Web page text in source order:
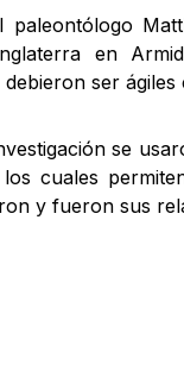
paleontólogo
en
ser ágiles
se
cuales
y fueron sus